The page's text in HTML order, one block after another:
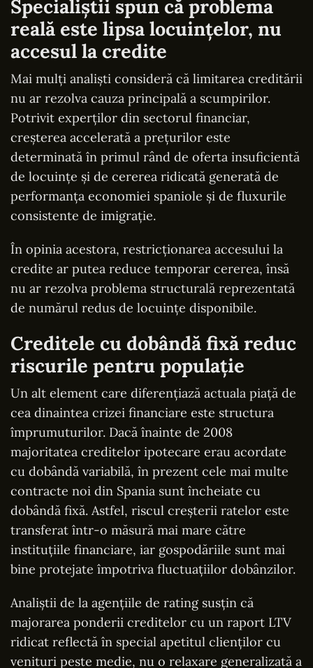
Specialiștii spun că problema
reală este lipsa locuințelor, nu
accesul la credite
Mai mulți analiști consideră că limitarea creditării
nu ar rezolva cauza principală a scumpirilor.
Potrivit experților din sectorul financiar,
creșterea accelerată a prețurilor este
determinată în primul rând de oferta insuficientă
de locuințe și de cererea ridicată generată de
performanța economiei spaniole și de fluxurile
consistente de imigrație.
În opinia acestora, restricționarea accesului la
credite ar putea reduce temporar cererea, însă
nu ar rezolva problema structurală reprezentată
de numărul redus de locuințe disponibile.
Creditele cu dobândă fixă reduc
riscurile pentru populație
Un alt element care diferențiază actuala piață de
cea dinaintea crizei financiare este structura
împrumuturilor. Dacă înainte de 2008
majoritatea creditelor ipotecare erau acordate
cu dobândă variabilă, în prezent cele mai multe
contracte noi din Spania sunt încheiate cu
dobândă fixă. Astfel, riscul creșterii ratelor este
transferat într-o măsură mai mare către
instituțiile financiare, iar gospodăriile sunt mai
bine protejate împotriva fluctuațiilor dobânzilor.
Analiștii de la agențiile de rating susțin că
majorarea ponderii creditelor cu un raport LTV
ridicat reflectă în special apetitul clienților cu
venituri peste medie, nu o relaxare generalizată a